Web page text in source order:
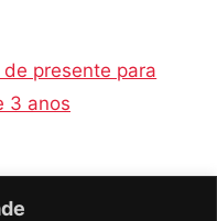
de presente para
3 anos